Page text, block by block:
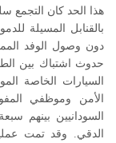
هذا الحد كان التجمع
بالقنابل المسيلة
دون وصول الوفد
حدوث اشتباك بين
السيارات الخاصة
السودانيين بينهم
الدقي. وقد تمت